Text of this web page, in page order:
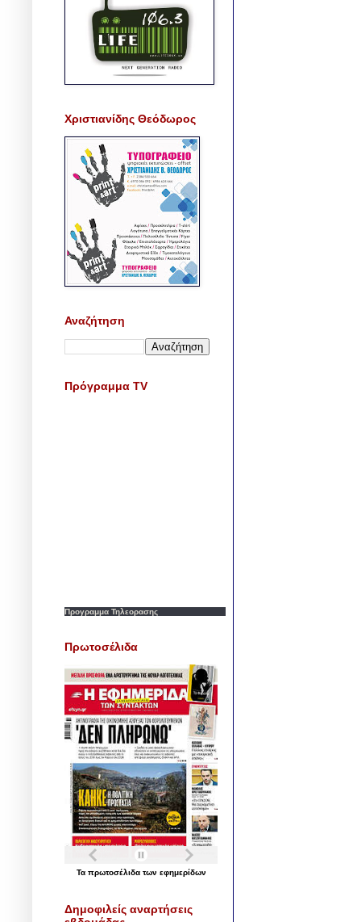
Χριστιανίδης Θεόδωρος
Αναζήτηση
Πρόγραμμα TV
Προγραμμα Τηλεορασης
Πρωτοσέλιδα
Τα πρωτοσέλιδα των εφημερίδων
Δημοφιλείς αναρτήσεις